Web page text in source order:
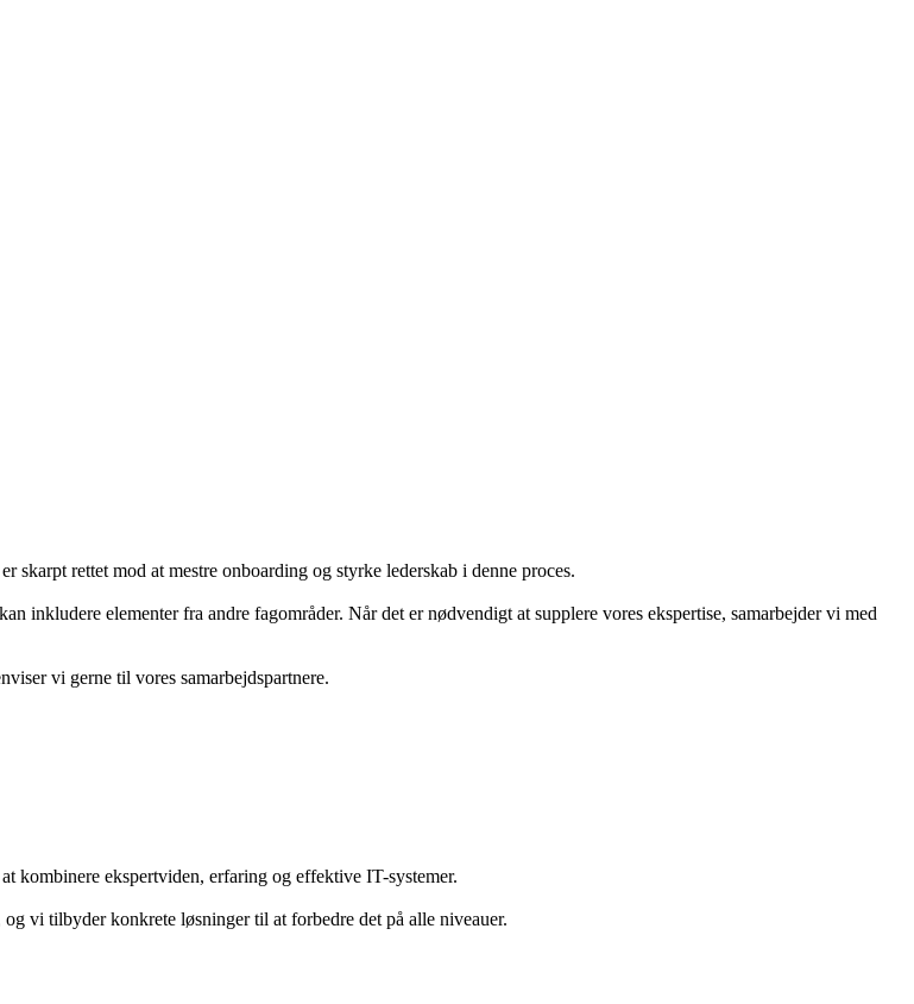
rettet mod at mestre onboarding og styrke lederskab i denne proces.
inkludere elementer fra andre fagområder. Når det er nødvendigt at supplere vores ekspertise, samarbejder vi med
vi gerne til vores samarbejdspartnere.
kombinere ekspertviden, erfaring og effektive IT-systemer.
vi tilbyder konkrete løsninger til at forbedre det på alle niveauer.